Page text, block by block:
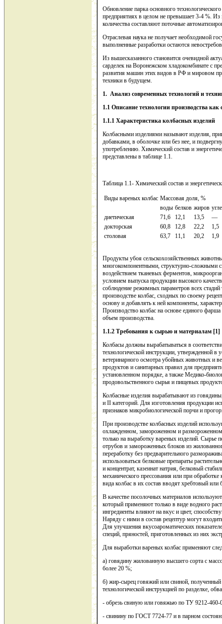
Обновление парка основного
предприятиях в целом не превышает 3-4 %.
количества составляют поточные
Отраслевая наука не получает необходимой
выполненные разработки остаются
Из вышесказанного становится очевидной
сарделек на Воронежском хладокомбинате с
развития машин этих видов в РФ и мировом
техники в будущем.
1. Анализ современных технологий и
1.1 Описание технологии производства как
1.1.1 Характеристика колбасных изделий
Колбасными изделиями называют изделия,
добавками, в оболочке или без нее, и
употреблению. Химический состав и
представлены в таблице 1.1.
Таблица 1.1- Химический состав и
Виды вареных колбас Массовая доля, %
воды белков жиров
диетическая
71,6 12,1 13,5
—
докторская
60,8 12,8 22,2
1,5
столовая
63,7 11,1 20,2 1,9
Продукты убоя сельскохозяйственных
многокомпонентными, структурно-сложными
воздействием тканевых ферментов,
условием выпуска продукции высокого
соблюдение режимных параметров всех стадий
производстве колбас, сходных по своему
основу и добавлять к ней компоненты,
Производство колбас на основе единого
объем производства.
1.1.2 Требования к сырью и материалам [1]
Колбасы должны вырабатываться в
технологической инструкции, утвержденной
ветеринарного осмотра убойных животных и
продуктов и санитарных правил для
установленном порядке, а также Медико-
продовольственного сырья и пищевых
Колбасные изделия вырабатывают из
и II категорий. Для изготовления продукции
признаков микробиологической порчи и
При производстве колбасных изделий
охлажденном, замороженном и
только на выработку вареных изделий. Сырье
отрубов и замороженных блоков из
переработку без предварительного
использоваться белковые препараты
и концентрат, казеинат натрия, белковый
механического прессования или при
вида колбас в их состав вводят хребтовый
В качестве посолочных материалов
который применяют только в виде водного
ингредиенты влияют на вкус и цвет,
Наряду с ними в состав рецептур могут
Для улучшения вкусоароматических
специй, пряностей, приготовленных из них
Для выработки вареных колбас применяют
а) говядину жилованную высшего сорта с
более 20 %;
б) жир-сырец говяжий или свиной,
технологической инструкцией по разделке,
- обрезь свиную или говяжью по ТУ 9212-460-
- свинину по ГОСТ 7724-77 и в парном